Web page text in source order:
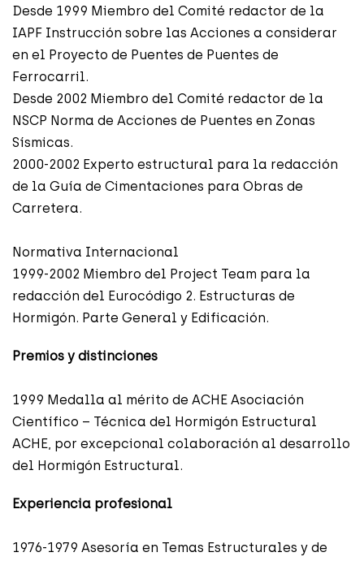
Desde 1999 Miembro del Comité redactor de la
IAPF Instrucción sobre las Acciones a considerar
en el Proyecto de Puentes de Puentes de
Ferrocarril.
Desde 2002 Miembro del Comité redactor de la
NSCP Norma de Acciones de Puentes en Zonas
Sísmicas.
2000-2002 Experto estructural para la redacción
de la Guía de Cimentaciones para Obras de
Carretera.
Normativa Internacional
1999-2002 Miembro del Project Team para la
redacción del Eurocódigo 2. Estructuras de
Hormigón. Parte General y Edificación.
Premios y distinciones
1999 Medalla al mérito de ACHE Asociación
Científico – Técnica del Hormigón Estructural
ACHE, por excepcional colaboración al desarrollo
del Hormigón Estructural.
Experiencia profesional
1976-1979 Asesoría en Temas Estructurales y de